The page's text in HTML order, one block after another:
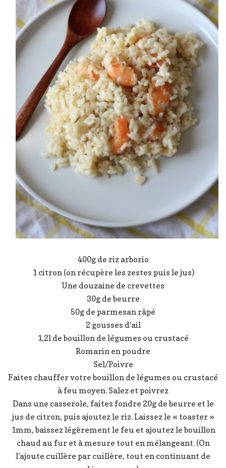
400g de riz arborio
1 citron (on récupère les zestes puis le jus)
Une douzaine de crevettes
30g de beurre
50g de parmesan râpé
2 gousses d’ail
1,2l de bouillon de légumes ou crustacé
Romarin en poudre
Sel/Poivre
Faites chauffer votre bouillon de légumes ou crustacé
à feu moyen. Salez et poivrez
Dans une casserole, faites fondre 20g de beurre et le
jus de citron, puis ajoutez le riz. Laissez le « toaster »
1mm, baissez légèrement le feu et ajoutez le bouillon
chaud au fur et à mesure tout en mélangeant. (On
l’ajoute cuillère par cuillère, tout en continuant de